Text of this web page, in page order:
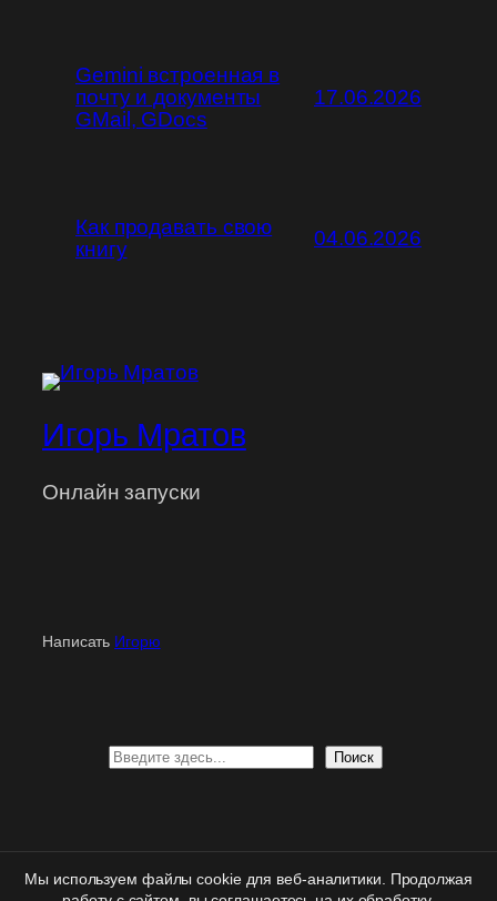
Мы используем файлы cookie для веб-аналитики. Продолжая
Gemini встроенная в
почту и документы
GMail, GDocs
17.06.2026
Как продавать свою
книгу
04.06.2026
Игорь Мратов
Онлайн запуски
Написать Игорю
Поиск Поиск
Персональная поддержка | Вход для клиентов
Политика конфиденциальности
Правовая информация